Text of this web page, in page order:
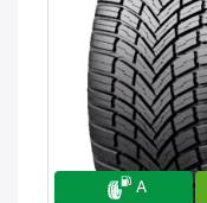
A